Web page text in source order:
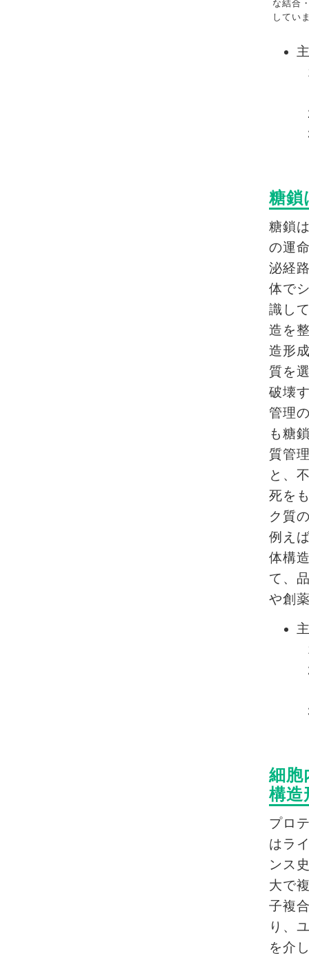
な結合
してい
糖鎖
糖鎖
の運
泌経
体で
識し
造を
造形
質を
破壊
管理
も糖
質管
と、
死を
ク質
例え
体構
て、
や創
細胞
構造
プロ
はラ
ンス
大で
子複
り、
を介